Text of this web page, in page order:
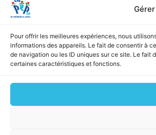
Pour offrir les meilleures expériences, nous
informations des appareils. Le fait de consentir à
de navigation ou les ID uniques sur ce site. Le fait
certaines caractéristiques et fonctions.